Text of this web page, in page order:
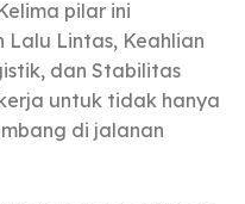
pilar ini
Lalu Lintas, Keahlian
dan Stabilitas
untuk tidak hanya
di jalanan